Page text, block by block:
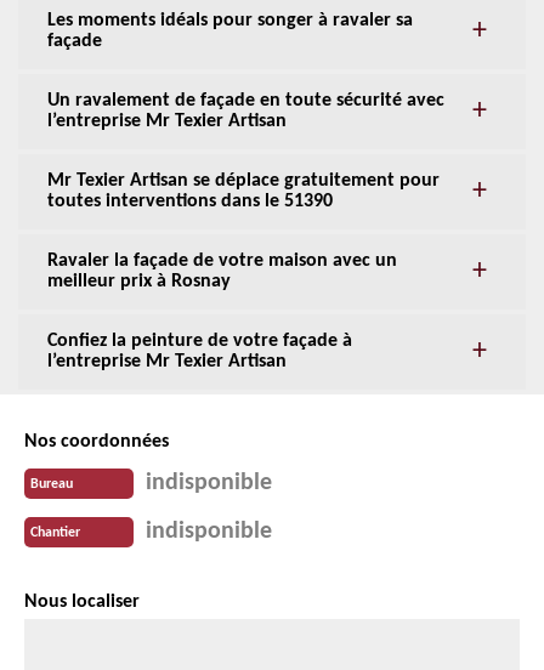
Les moments idéals pour songer à ravaler sa
façade
Un ravalement de façade en toute sécurité avec
l’entreprise Mr Texier Artisan
Mr Texier Artisan se déplace gratuitement pour
toutes interventions dans le 51390
Ravaler la façade de votre maison avec un
meilleur prix à Rosnay
Confiez la peinture de votre façade à
l’entreprise Mr Texier Artisan
Nos coordonnées
Bureau indisponible
Chantier indisponible
Nous localiser